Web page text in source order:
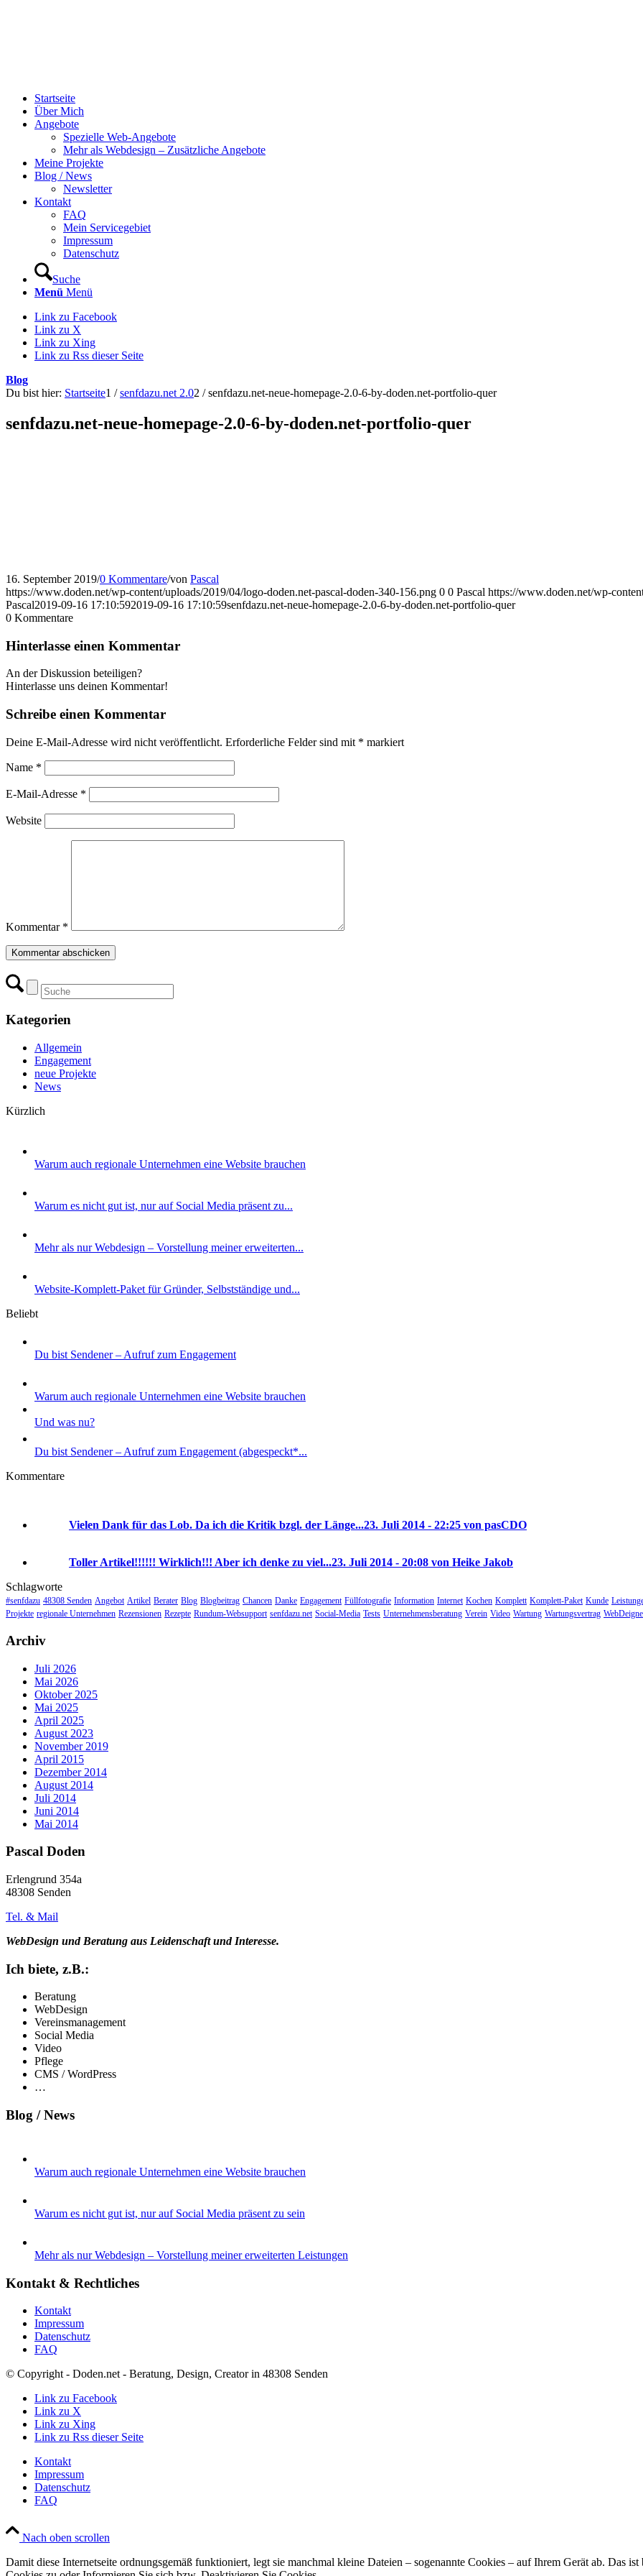
Startseite
Über Mich
Angebote
Spezielle Web-Angebote
Mehr als Webdesign – Zusätzliche Angebote
Meine Projekte
Blog / News
Newsletter
Kontakt
FAQ
Mein Servicegebiet
Impressum
Datenschutz
Suche
Menü Menü
Link zu Facebook
Link zu X
Link zu Xing
Link zu Rss dieser Seite
Blog
Du bist hier: Startseite1 / senfdazu.net 2.02 / senfdazu.net-neue-homepage-2.0-6-by-doden.net-portfolio-quer
senfdazu.net-neue-homepage-2.0-6-by-doden.net-portfolio-quer
16. September 2019/0 Kommentare/von Pascal
https://www.doden.net/wp-content/uploads/2019/04/logo-doden.net-pascal-doden-340-156.png 0 0 Pascal https://www.doden.net/wp-
Pascal2019-09-16 17:10:592019-09-16 17:10:59senfdazu.net-neue-homepage-2.0-6-by-doden.net-portfolio-quer
0 Kommentare
Hinterlasse einen Kommentar
An der Diskussion beteiligen?
Hinterlasse uns deinen Kommentar!
Schreibe einen Kommentar
Deine E-Mail-Adresse wird nicht veröffentlicht. Erforderliche Felder sind mit * markiert
Name *
E-Mail-Adresse *
Website
Kommentar *
Kategorien
Allgemein
Engagement
neue Projekte
News
Kürzlich
Warum auch regionale Unternehmen eine Website brauchen
Warum es nicht gut ist, nur auf Social Media präsent zu...
Mehr als nur Webdesign – Vorstellung meiner erweiterten...
Website-Komplett-Paket für Gründer, Selbstständige und...
Beliebt
Du bist Sendener – Aufruf zum Engagement
Warum auch regionale Unternehmen eine Website brauchen
Und was nu?
Du bist Sendener – Aufruf zum Engagement (abgespeckt*...
Kommentare
Vielen Dank für das Lob. Da ich die Kritik bzgl. der Länge...23. Juli 2014 - 22:25 von pasCDO
Toller Artikel!!!!!! Wirklich!!! Aber ich denke zu viel...23. Juli 2014 - 20:08 von Heike Jakob
Schlagworte
#senfdazu 48308 Senden Angebot Artikel Berater Blog Blogbeitrag Chancen Danke Engagement Füllfotografie Information Internet Kochen Komplett Komplett-Paket Kunde
Projekte regionale Unternehmen Rezensionen Rezepte Rundum-Websupport senfdazu.net Social-Media Tests Unternehmensberatung Verein Video Wartung Wartungsvertrag
Archiv
Juli 2026
Mai 2026
Oktober 2025
Mai 2025
April 2025
August 2023
November 2019
April 2015
Dezember 2014
August 2014
Juli 2014
Juni 2014
Mai 2014
Pascal Doden
Erlengrund 354a
48308 Senden
Tel. & Mail
WebDesign und Beratung aus Leidenschaft und Interesse.
Ich biete, z.B.:
Beratung
WebDesign
Vereinsmanagement
Social Media
Video
Pflege
CMS / WordPress
…
Blog / News
Warum auch regionale Unternehmen eine Website brauchen
Warum es nicht gut ist, nur auf Social Media präsent zu sein
Mehr als nur Webdesign – Vorstellung meiner erweiterten Leistungen
Kontakt & Rechtliches
Kontakt
Impressum
Datenschutz
FAQ
© Copyright - Doden.net - Beratung, Design, Creator in 48308 Senden
Link zu Facebook
Link zu X
Link zu Xing
Link zu Rss dieser Seite
Kontakt
Impressum
Datenschutz
FAQ
Nach oben scrollen
Damit diese Internetseite ordnungsgemäß funktioniert, legt sie manchmal kleine Dateien – sogenannte Cookies – auf Ihrem Gerät ab. Das